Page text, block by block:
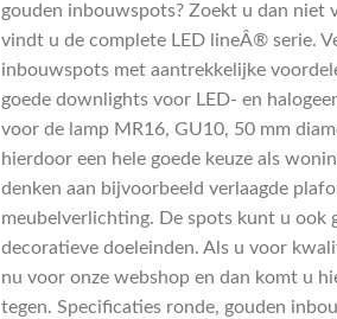
gouden inbouwspots? Zoekt u dan niet
vindt u de complete LED lineÂ® serie.
inbouwspots met aantrekkelijke
goede downlights voor LED- en
voor de lamp MR16, GU10, 50 mm
hierdoor een hele goede keuze als
denken aan bijvoorbeeld verlaagde
meubelverlichting. De spots kunt u ook
decoratieve doeleinden. Als u voor
nu voor onze webshop en dan komt u
tegen. Specificaties ronde, gouden